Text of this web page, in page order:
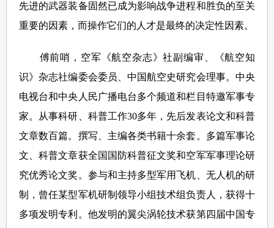
先进的武器装备固然已成为影响战争进程和胜负的至关
重要的因素，而操作它们的人才是最终的决定性因素。
傅前哨，空军《航空杂志》社副编审、《航空知
识》杂志社编委会委员、中国航空史研究会理事。中央
电视台和中央人民广播电台多个频道和栏目特邀军事专
家。从事科研、科普工作30多年，先后发表论文和科普
文章数百篇。撰写、主编各类书籍十余套。多篇军事论
文、科普文章获全国国防科普征文奖和空军军事理论研
究优秀论文奖。参与和主持多型军用飞机、无人机的研
制，曾任某型军机研制领导小组技术组负责人，获得十
多项发明专利。他发明的翼尖涡轮技术获第四届中国专